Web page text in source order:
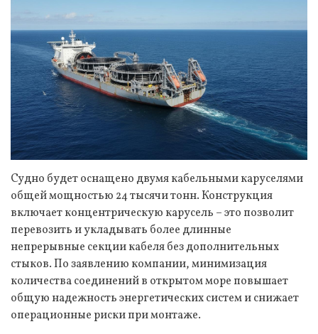
Судно будет оснащено двумя кабельными каруселями
общей мощностью 24 тысячи тонн. Конструкция
включает концентрическую карусель – это позволит
перевозить и укладывать более длинные
непрерывные секции кабеля без дополнительных
стыков. По заявлению компании, минимизация
количества соединений в открытом море повышает
общую надежность энергетических систем и снижает
операционные риски при монтаже.